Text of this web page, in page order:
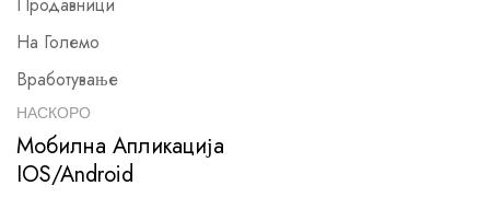
Продавници
На Големо
Вработување
НАСКОРО
Мобилна Апликација
IOS/Android